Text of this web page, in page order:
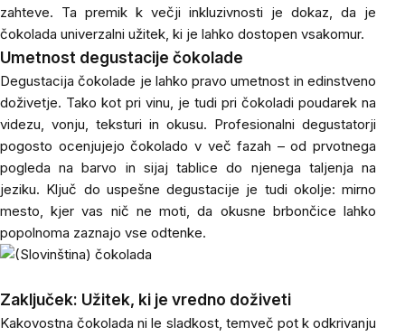
zahteve. Ta premik k večji inkluzivnosti je dokaz, da je
čokolada univerzalni užitek, ki je lahko dostopen vsakomur.
Umetnost degustacije čokolade
Degustacija čokolade je lahko pravo umetnost in edinstveno
doživetje. Tako kot pri vinu, je tudi pri čokoladi poudarek na
videzu, vonju, teksturi in okusu. Profesionalni degustatorji
pogosto ocenjujejo čokolado v več fazah – od prvotnega
pogleda na barvo in sijaj tablice do njenega taljenja na
jeziku. Ključ do uspešne degustacije je tudi okolje: mirno
mesto, kjer vas nič ne moti, da okusne brbončice lahko
popolnoma zaznajo vse odtenke.
Zaključek: Užitek, ki je vredno doživeti
Kakovostna čokolada ni le sladkost, temveč pot k odkrivanju